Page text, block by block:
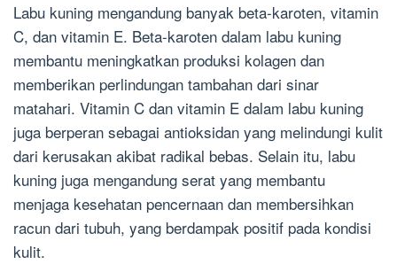
Labu kuning mengandung banyak beta-karoten, vitamin
C, dan vitamin E. Beta-karoten dalam labu kuning
membantu meningkatkan produksi kolagen dan
memberikan perlindungan tambahan dari sinar
matahari. Vitamin C dan vitamin E dalam labu kuning
juga berperan sebagai antioksidan yang melindungi kulit
dari kerusakan akibat radikal bebas. Selain itu, labu
kuning juga mengandung serat yang membantu
menjaga kesehatan pencernaan dan membersihkan
racun dari tubuh, yang berdampak positif pada kondisi
kulit.